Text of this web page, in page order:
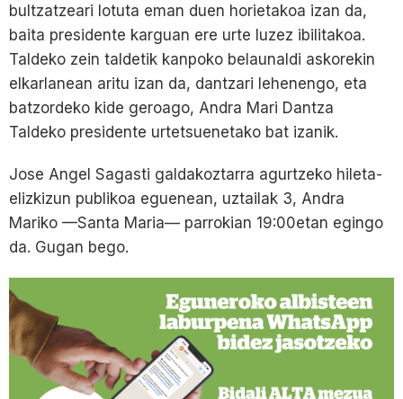
bultzatzeari lotuta eman duen horietakoa izan da,
baita presidente karguan ere urte luzez ibilitakoa.
Taldeko zein taldetik kanpoko belaunaldi askorekin
elkarlanean aritu izan da, dantzari lehenengo, eta
batzordeko kide geroago, Andra Mari Dantza
Taldeko presidente urtetsuenetako bat izanik.
Jose Angel Sagasti galdakoztarra agurtzeko hileta-
elizkizun publikoa eguenean, uztailak 3, Andra
Mariko —Santa Maria— parrokian 19:00etan egingo
da. Gugan bego.